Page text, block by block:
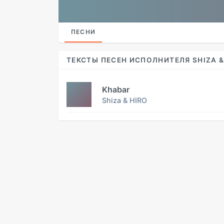
ПЕСНИ
ТЕКСТЫ ПЕСЕН ИСПОЛНИТЕЛЯ SHIZA &
Khabar
Shiza & HIRO